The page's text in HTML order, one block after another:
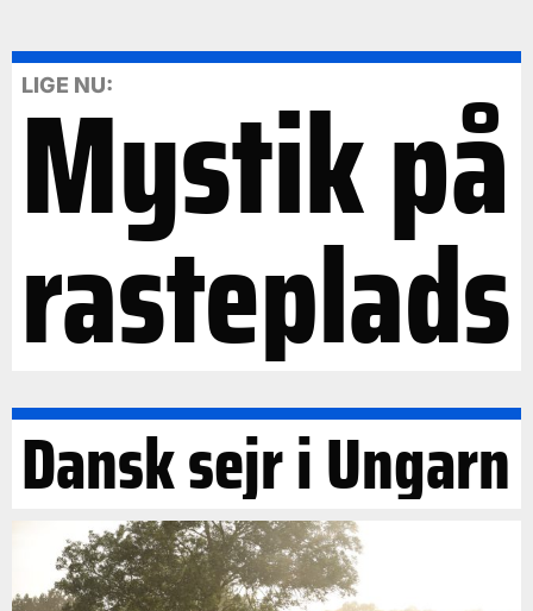
LIGE NU:
Mystik på
rasteplads
Dansk sejr i Ungarn